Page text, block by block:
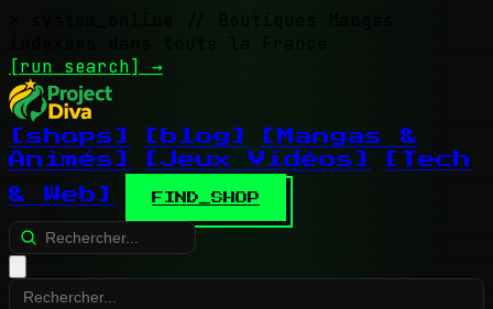
// Boutiques Mangas
indexées dans toute la France
[run search] →
[shops] [blog]
[Mangas &
Animés]
[Jeux Vidéos]
[Tech
& Web]
FIND_SHOP